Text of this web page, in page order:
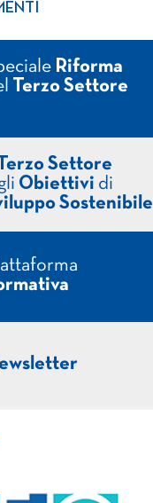
Riforma
Terzo Settore
Terzo Settore
Obiettivi di
Sostenibile